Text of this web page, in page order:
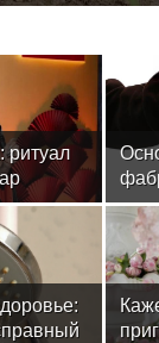
ритуал